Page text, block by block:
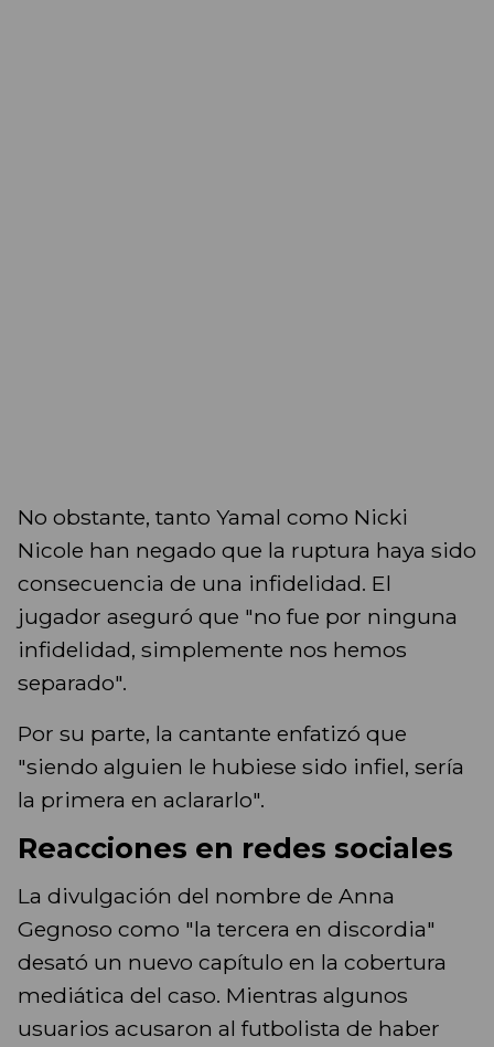
No obstante, tanto Yamal como Nicki
Nicole han negado que la ruptura haya sido
consecuencia de una infidelidad. El
jugador aseguró que "no fue por ninguna
infidelidad, simplemente nos hemos
separado".
Por su parte, la cantante enfatizó que
"siendo alguien le hubiese sido infiel, sería
la primera en aclararlo".
Reacciones en redes sociales
La divulgación del nombre de Anna
Gegnoso como "la tercera en discordia"
desató un nuevo capítulo en la cobertura
mediática del caso. Mientras algunos
usuarios acusaron al futbolista de haber